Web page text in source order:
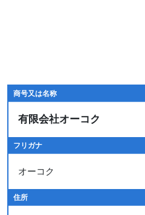
商号又は名称
有限会社オーコク
フリガナ
オーコク
住所